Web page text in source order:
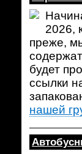
2026,
преже,
будет
ссылки
нашей